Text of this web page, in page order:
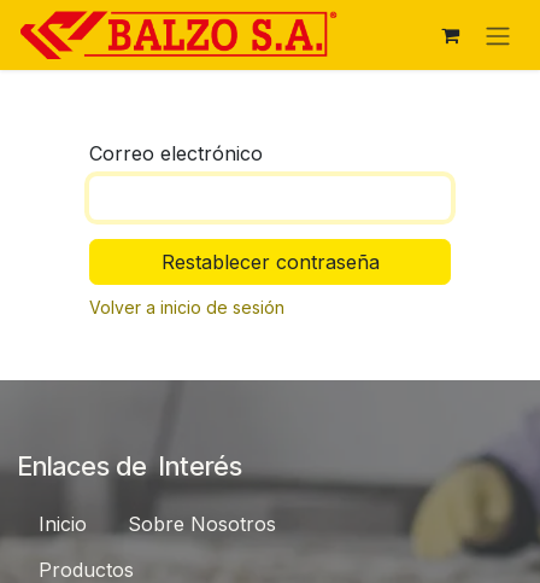
Ir al contenido
Correo electrónico
Restablecer contraseña
Volver a inicio de sesión
Enlaces de Interés
Inici​​o
Sobre Nosotros
Productos